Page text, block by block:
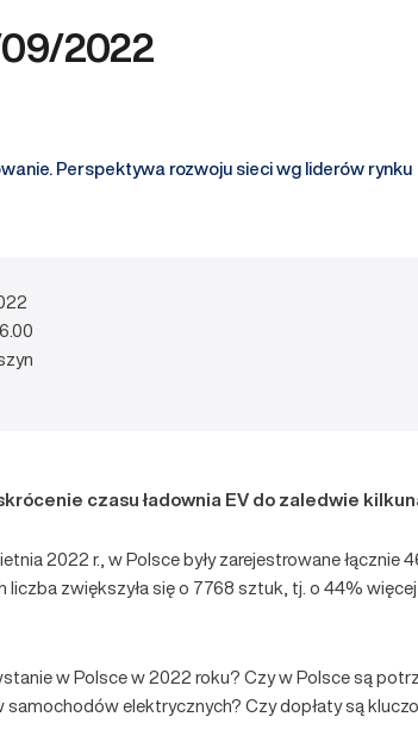
2022
Perspektywa rozwoju sieci wg liderów rynku
czasu ładownia EV do zaledwie
2022 r., w Polsce były zarejestrowane
liczba zwiększyła się o 7768 sztuk, tj. o 44%
w Polsce w 2022 roku? Czy w Polsce są
elektrycznych? Czy dopłaty są